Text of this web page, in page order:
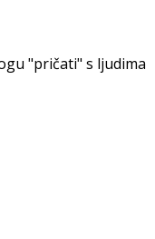
"pričati" s ljudima